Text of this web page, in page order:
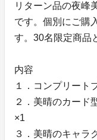
リターン品の夜峰
です。個別にご購
す。30名限定商品
内容
１．コンプリート
２．美晴のカード
×1
３．美晴のキャラ